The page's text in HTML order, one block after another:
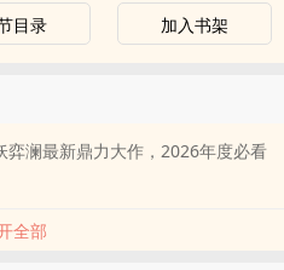
目录 加入书架
澜最新鼎力大作，2026年度必看
全部